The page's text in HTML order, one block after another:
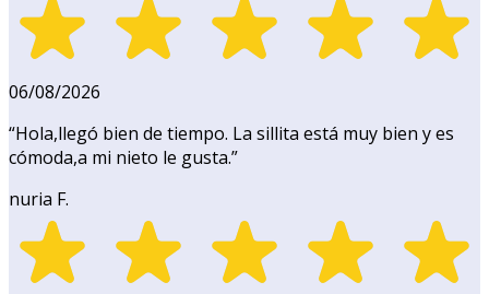
06/08/2026
“Hola,llegó bien de tiempo. La sillita está muy bien y es
cómoda,a mi nieto le gusta.”
nuria F.